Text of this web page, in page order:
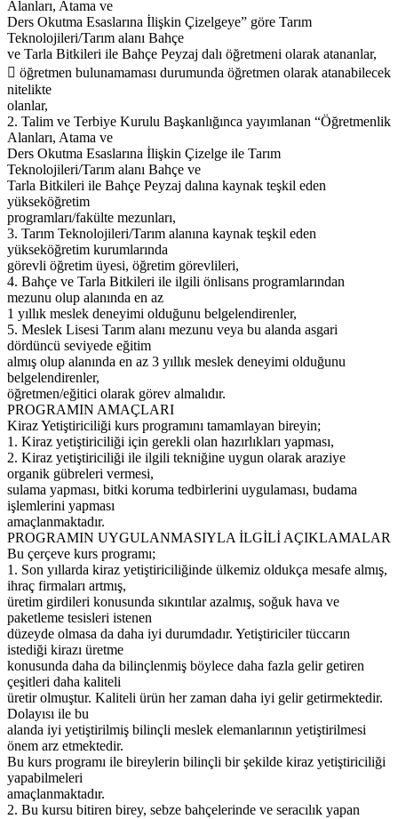
Alanları, Atama ve
Ders Okutma Esaslarına İlişkin Çizelgeye” göre Tarım
Teknolojileri/Tarım alanı Bahçe
ve Tarla Bitkileri ile Bahçe Peyzaj dalı öğretmeni olarak atananlar,
 öğretmen bulunamaması durumunda öğretmen olarak atanabilecek
nitelikte
olanlar,
2. Talim ve Terbiye Kurulu Başkanlığınca yayımlanan “Öğretmenlik
Alanları, Atama ve
Ders Okutma Esaslarına İlişkin Çizelge ile Tarım
Teknolojileri/Tarım alanı Bahçe ve
Tarla Bitkileri ile Bahçe Peyzaj dalına kaynak teşkil eden
yükseköğretim
programları/fakülte mezunları,
3. Tarım Teknolojileri/Tarım alanına kaynak teşkil eden
yükseköğretim kurumlarında
görevli öğretim üyesi, öğretim görevlileri,
4. Bahçe ve Tarla Bitkileri ile ilgili önlisans programlarından
mezunu olup alanında en az
1 yıllık meslek deneyimi olduğunu belgelendirenler,
5. Meslek Lisesi Tarım alanı mezunu veya bu alanda asgari
dördüncü seviyede eğitim
almış olup alanında en az 3 yıllık meslek deneyimi olduğunu
belgelendirenler,
öğretmen/eğitici olarak görev almalıdır.
PROGRAMIN AMAÇLARI
Kiraz Yetiştiriciliği kurs programını tamamlayan bireyin;
1. Kiraz yetiştiriciliği için gerekli olan hazırlıkları yapması,
2. Kiraz yetiştiriciliği ile ilgili tekniğine uygun olarak araziye
organik gübreleri vermesi,
sulama yapması, bitki koruma tedbirlerini uygulaması, budama
işlemlerini yapması
amaçlanmaktadır.
PROGRAMIN UYGULANMASIYLA İLGİLİ AÇIKLAMALAR
Bu çerçeve kurs programı;
1. Son yıllarda kiraz yetiştiriciliğinde ülkemiz oldukça mesafe almış,
ihraç firmaları artmış,
üretim girdileri konusunda sıkıntılar azalmış, soğuk hava ve
paketleme tesisleri istenen
düzeyde olmasa da daha iyi durumdadır. Yetiştiriciler tüccarın
istediği kirazı üretme
konusunda daha da bilinçlenmiş böylece daha fazla gelir getiren
çeşitleri daha kaliteli
üretir olmuştur. Kaliteli ürün her zaman daha iyi gelir getirmektedir.
Dolayısı ile bu
alanda iyi yetiştirilmiş bilinçli meslek elemanlarının yetiştirilmesi
önem arz etmektedir.
Bu kurs programı ile bireylerin bilinçli bir şekilde kiraz yetiştiriciliği
yapabilmeleri
amaçlanmaktadır.
2. Bu kursu bitiren birey, sebze bahçelerinde ve seracılık yapan